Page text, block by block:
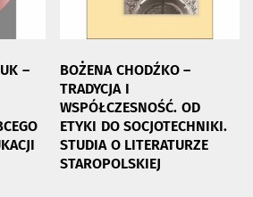
–
BOŻENA CHODŹKO –
TRADYCJA I
WSPÓŁCZESNOŚĆ. OD
ETYKI DO SOCJOTECHNIKI.
STUDIA O LITERATURZE
STAROPOLSKIEJ